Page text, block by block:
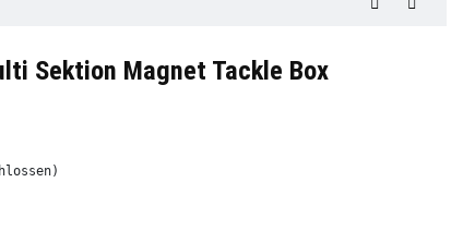
Sektion Magnet Tackle Box